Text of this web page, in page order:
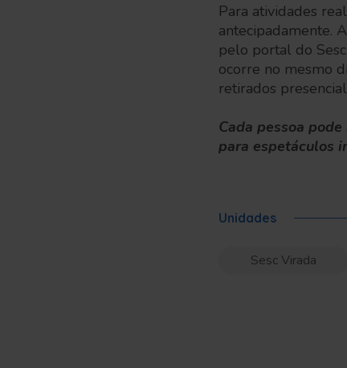
Para atividades
antecipadamente.
pelo portal do
ocorre no mesmo
retirados
Cada pessoa
para espetáculos
Unidades
Sesc Virada